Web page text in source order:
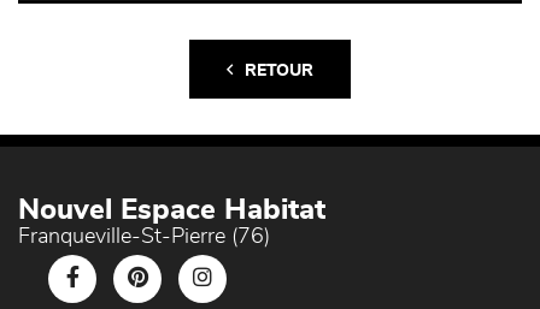
RETOUR
Nouvel Espace Habitat
Franqueville-St-Pierre (76)